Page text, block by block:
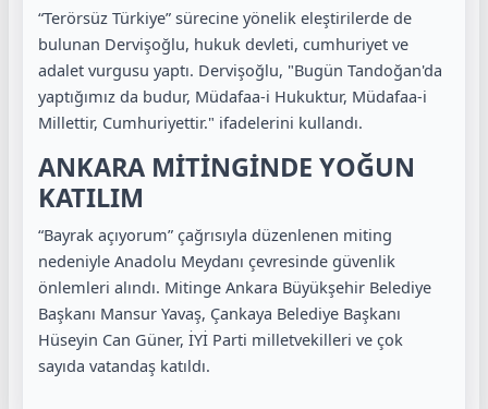
“Terörsüz Türkiye” sürecine yönelik eleştirilerde de
bulunan Dervişoğlu, hukuk devleti, cumhuriyet ve
adalet vurgusu yaptı. Dervişoğlu, "Bugün Tandoğan'da
yaptığımız da budur, Müdafaa-i Hukuktur, Müdafaa-i
Millettir, Cumhuriyettir." ifadelerini kullandı.
ANKARA MİTİNGİNDE YOĞUN
KATILIM
“Bayrak açıyorum” çağrısıyla düzenlenen miting
nedeniyle Anadolu Meydanı çevresinde güvenlik
önlemleri alındı. Mitinge Ankara Büyükşehir Belediye
Başkanı Mansur Yavaş, Çankaya Belediye Başkanı
Hüseyin Can Güner, İYİ Parti milletvekilleri ve çok
sayıda vatandaş katıldı.